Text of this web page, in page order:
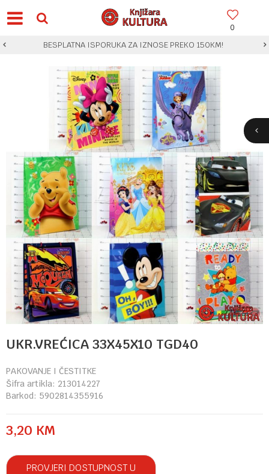
0
BESPLATNA ISPORUKA ZA IZNOSE PREKO 150KM!
UKR.VREĆICA 33X45X10 TGD40
PAKOVANJE I ČESTITKE
Šifra artikla: 213014227
Barkod: 5902814355916
3,20 KM
PROVJERI DOSTUPNOST U